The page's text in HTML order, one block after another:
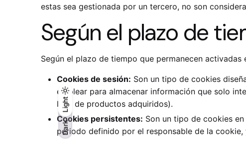
Dark
Light
Dark
Light
estas sea gestionada por un tercero, no son
Según el plazo de
Según el plazo de tiempo que permanecen
Cookies de sesión: Son un tipo de cookies
emplear para almacenar información que solo
lista de productos adquiridos).
Cookies persistentes: Son un tipo de cookies
periodo definido por el responsable de la